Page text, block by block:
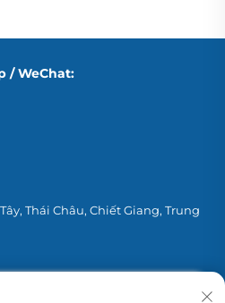
/ WeChat:
Thái Châu, Chiết Giang, Trung